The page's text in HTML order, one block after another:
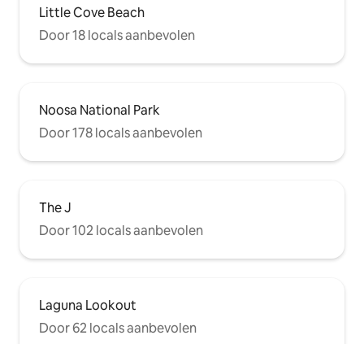
Little Cove Beach
Door 18 locals aanbevolen
Noosa National Park
Door 178 locals aanbevolen
The J
Door 102 locals aanbevolen
Laguna Lookout
Door 62 locals aanbevolen